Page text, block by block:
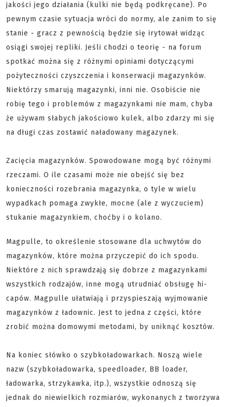
jakości jego działania (kulki nie będą podkręcane). Po
pewnym czasie sytuacja wróci do normy, ale zanim to się
stanie - gracz z pewnością będzie się irytował widząc
osiągi swojej repliki. Jeśli chodzi o teorię - na forum
spotkać można się z różnymi opiniami dotyczącymi
pożyteczności czyszczenia i konserwacji magazynków.
Niektórzy smarują magazynki, inni nie. Osobiście nie
robię tego i problemów z magazynkami nie mam, chyba
że używam słabych jakościowo kulek, albo zdarzy mi się
na długi czas zostawić naładowany magazynek.
Zacięcia magazynków. Spowodowane mogą być różnymi
rzeczami. O ile czasami może nie obejść się bez
konieczności rozebrania magazynka, o tyle w wielu
wypadkach pomaga zwykłe, mocne (ale z wyczuciem)
stukanie magazynkiem, choćby i o kolano.
Magpulle, to określenie stosowane dla uchwytów do
magazynków, które można przyczepić do ich spodu.
Niektóre z nich sprawdzają się dobrze z magazynkami
wszystkich rodzajów, inne mogą utrudniać obsługę hi-
capów. Magpulle ułatwiają i przyspieszają wyjmowanie
magazynków z ładownic. Jest to jedna z części, które
zrobić można domowymi metodami, by uniknąć kosztów.
Na koniec słówko o szybkoładowarkach. Noszą wiele
nazw (szybkoładowarka, speedloader, BB loader,
ładowarka, strzykawka, itp.), wszystkie odnoszą się
jednak do niewielkich rozmiarów, wykonanych z tworzywa